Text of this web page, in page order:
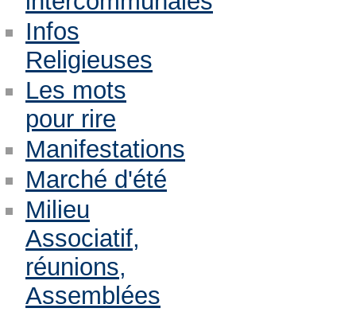
Infos
Religieuses
Les mots
pour rire
Manifestations
Marché d'été
Milieu
Associatif,
réunions,
Assemblées